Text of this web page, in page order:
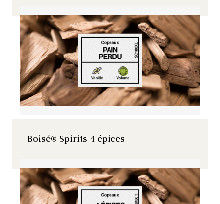
Boisé® Spirits 4 épices